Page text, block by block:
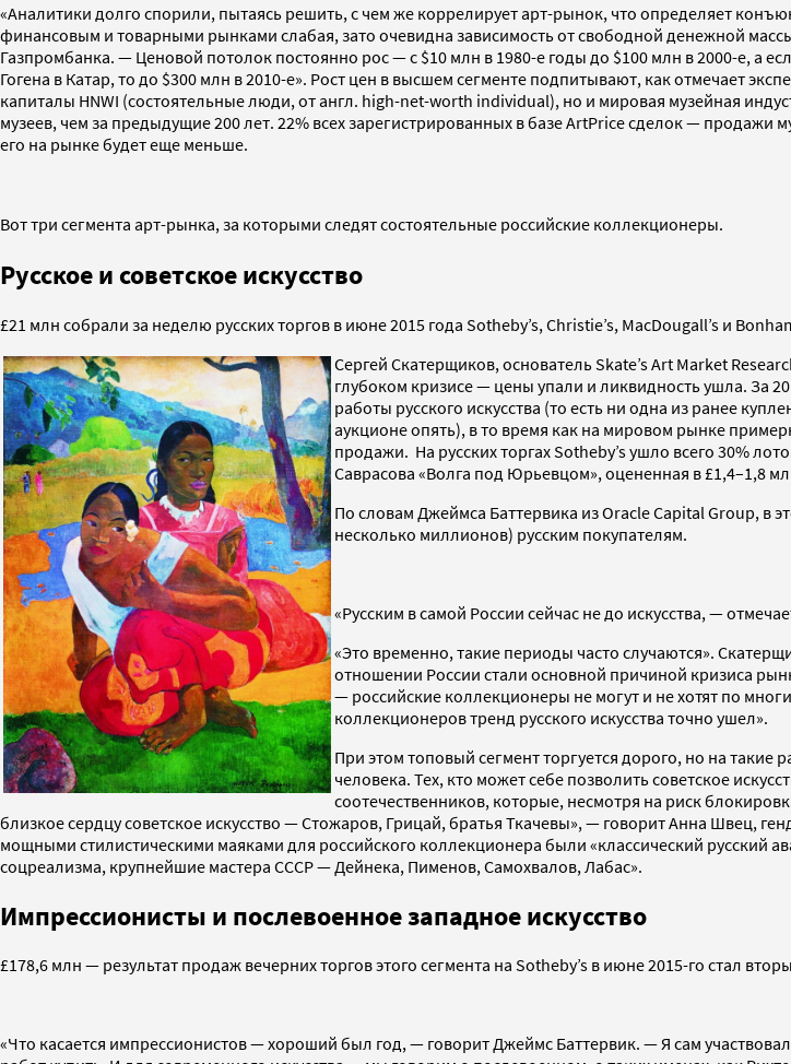
«Аналитики долго спорили, пытаясь решить, с чем же коррелирует арт-рынок, что определяет
финансовым и товарными рынками слабая, зато очевидна зависимость от свободной денежной
Газпромбанка. — Ценовой потолок постоянно рос — с $10 млн в 1980-е годы до $100 млн в 2000-е, а
Гогена в Катар, то до $300 млн в 2010-е». Рост цен в высшем сегменте подпитывают, как отмечает
капиталы HNWI (состоятельные люди, от англ. high-net-worth individual), но и мировая музейная
музеев, чем за предыдущие 200 лет. 22% всех зарегистрированных в базе ArtPrice сделок — продажи
его на рынке будет еще меньше.
Вот три сегмента арт-рынка, за которыми следят состоятельные российские коллекционеры.
Русское и советское искусство
£21 млн собрали за неделю русских торгов в июне 2015 года Sotheby’s, Christie’s, MacDougall’s и
Сергей Скатерщиков, основатель Skate’s Art Market
глубоком кризисе — цены упали и ликвидность ушла. За
работы русского искусства (то есть ни одна из ранее
аукционе опять), в то время как на мировом рынке
продажи. На русских торгах Sotheby’s ушло всего 30%
Саврасова «Волга под Юрьевцом», оцененная в £1,4–1,8
По словам Джеймса Баттервика из Oracle Capital Group, в
несколько миллионов) русским покупателям.
«Русским в самой России сейчас не до искусства, —
«Это временно, такие периоды часто случаются».
отношении России стали основной причиной кризиса
— российские коллекционеры не могут и не хотят по
коллекционеров тренд русского искусства точно ушел».
При этом топовый сегмент торгуется дорого, но на такие
человека. Тех, кто может себе позволить советское
соотечественников, которые, несмотря на риск
близкое сердцу советское искусство — Стожаров, Грицай, братья Ткачевы», — говорит Анна Швец,
мощными стилистическими маяками для российского коллекционера были «классический русский
соцреализма, крупнейшие мастера СССР — Дейнека, Пименов, Самохвалов, Лабас».
Импрессионисты и послевоенное западное искусство
£178,6 млн — результат продаж вечерних торгов этого сегмента на Sotheby’s в июне 2015-го стал
«Что касается импрессионистов — хороший был год, — говорит Джеймс Баттервик. — Я сам